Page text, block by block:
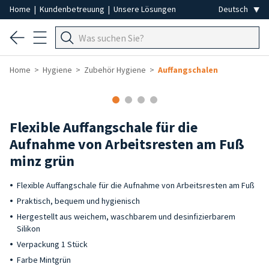
Home | Kundenbetreuung | Unsere Lösungen
Home Hygiene Zubehör Hygiene Auffangschalen
Flexible Auffangschale für die
Aufnahme von Arbeitsresten am Fuß
minz grün
Flexible Auffangschale für die Aufnahme von Arbeitsresten am Fuß
Praktisch, bequem und hygienisch
Hergestellt aus weichem, waschbarem und desinfizierbarem
Silikon
Verpackung 1 Stück
Farbe Mintgrün